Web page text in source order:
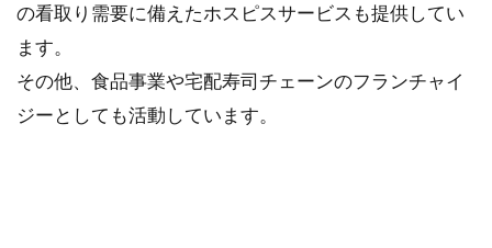
の看取り需要に備えたホスピスサービスも提供してい
ます。
その他、食品事業や宅配寿司チェーンのフランチャイ
ジーとしても活動しています。